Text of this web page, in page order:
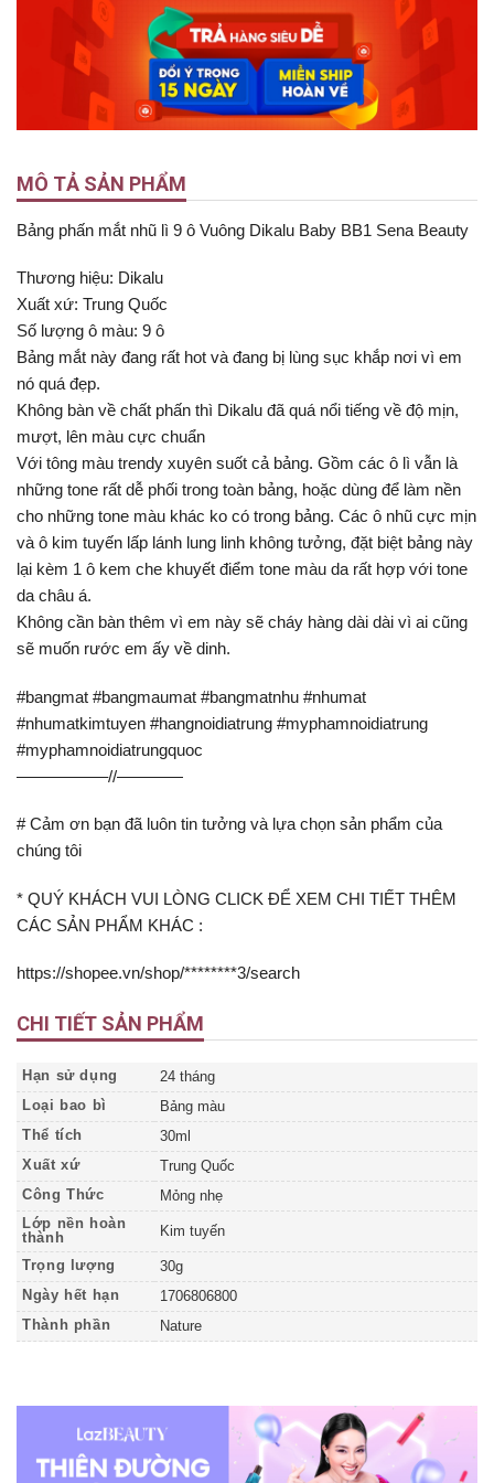
MÔ TẢ SẢN PHẨM
Bảng phấn mắt nhũ lì 9 ô Vuông Dikalu Baby BB1 Sena Beauty
Thương hiệu: Dikalu
Xuất xứ: Trung Quốc
Số lượng ô màu: 9 ô
Bảng mắt này đang rất hot và đang bị lùng sục khắp nơi vì em
nó quá đẹp.
Không bàn về chất phấn thì Dikalu đã quá nổi tiếng về độ mịn,
mượt, lên màu cực chuẩn
Với tông màu trendy xuyên suốt cả bảng. Gồm các ô lì vẫn là
những tone rất dễ phối trong toàn bảng, hoặc dùng để làm nền
cho những tone màu khác ko có trong bảng. Các ô nhũ cực mịn
và ô kim tuyến lấp lánh lung linh không tưởng, đặt biệt bảng này
lại kèm 1 ô kem che khuyết điểm tone màu da rất hợp với tone
da châu á.
Không cần bàn thêm vì em này sẽ cháy hàng dài dài vì ai cũng
sẽ muốn rước em ấy về dinh.
#bangmat #bangmaumat #bangmatnhu #nhumat
#nhumatkimtuyen #hangnoidiatrung #myphamnoidiatrung
#myphamnoidiatrungquoc
—————–//————
# Cảm ơn bạn đã luôn tin tưởng và lựa chọn sản phẩm của
chúng tôi
* QUÝ KHÁCH VUI LÒNG CLICK ĐỂ XEM CHI TIẾT THÊM
CÁC SẢN PHẨM KHÁC :
https://shopee.vn/shop/********3/search
CHI TIẾT SẢN PHẨM
Hạn sử dụng
24 tháng
Loại bao bì
Bảng màu
Thể tích
30ml
Xuất xứ
Trung Quốc
Công Thức
Mỏng nhẹ
Lớp nền hoàn
thành
Kim tuyến
Trọng lượng
30g
Ngày hết hạn
1706806800
Thành phần
Nature